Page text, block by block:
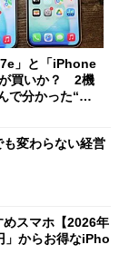
」と「iPhone
買いか？ 2機
で分かった“ス
も変わらない経営
スマホ【2026年
」からお得なiPho